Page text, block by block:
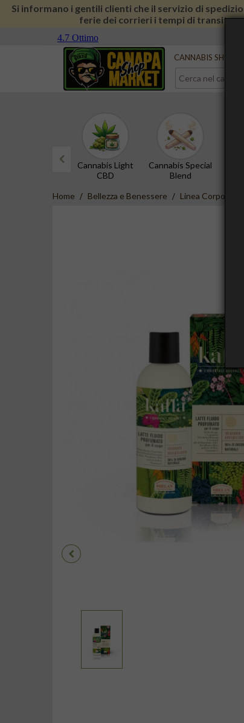
Si informano i gentili clienti che il servizio di
ferie dei corrieri i tempi di transito
Serve aiuto?
CANNABIS SHOP
Cannabis Light
CBD
Cannabis Special
Blend
Home Bellezza e Benessere Linea Corpo